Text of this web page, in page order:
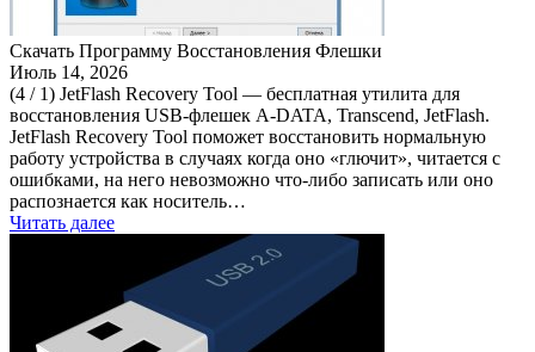
Скачать Программу Восстановления Флешки
Июль 14, 2026
(4 / 1) JetFlash Recovery Tool — бесплатная утилита для
восстановления USB-флешек A-DATA, Transcend, JetFlash.
JetFlash Recovery Tool поможет восстановить нормальную
работу устройства в случаях когда оно «глючит», читается с
ошибками, на него невозможно что-либо записать или оно
распознается как носитель…
Читать далее